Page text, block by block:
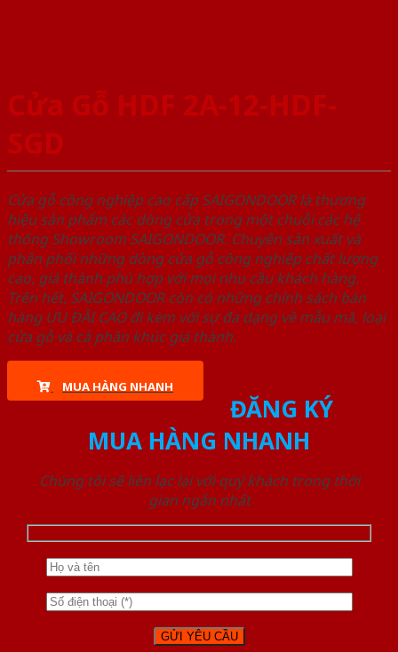
Cửa Gỗ HDF 2A-12-HDF-
SGD
Cửa gỗ công nghiệp cao cấp SAIGONDOOR là thương
hiệu sản phẩm các dòng cửa trong một chuỗi các hệ
thống Showroom SAIGONDOOR. Chuyên sản xuất và
phân phối những dòng cửa gỗ công nghiệp chất lượng
cao, giá thành phù hợp với mọi nhu cầu khách hàng.
Trên hết, SAIGONDOOR còn có những chính sách bán
hàng ƯU ĐÃI CAO đi kèm với sự đa dạng về mẫu mã, loại
cửa gỗ và cả phân khúc giá thành.
MUA HÀNG NHANH
ĐĂNG KÝ
MUA HÀNG NHANH
Chúng tôi sẽ liên lạc lại với quý khách trong thời
gian ngắn nhất